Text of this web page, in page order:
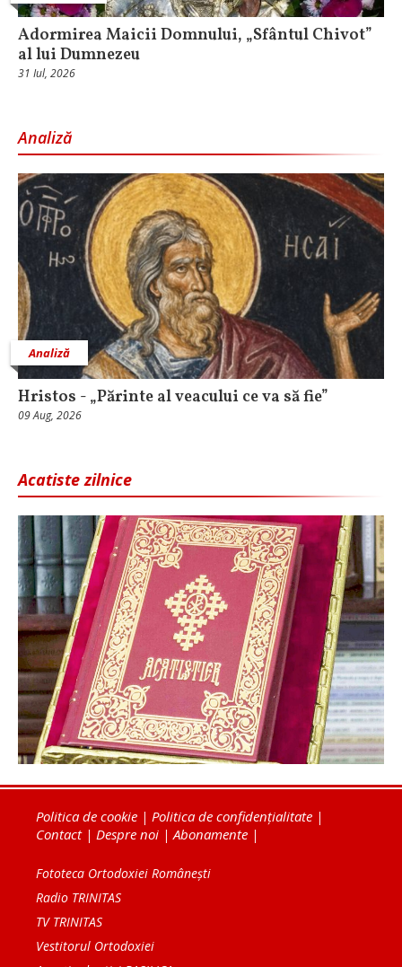
Adormirea Maicii Domnului, „Sfântul Chivot”
al lui Dumnezeu
31 Iul, 2026
Analiză
Analiză
Hristos - „Părinte al veacului ce va să fie”
09 Aug, 2026
Acatiste zilnice
Politica de cookie | Politica de confidențialitate |
Contact| Despre noi | Abonamente |
Fototeca Ortodoxiei Românești
Radio TRINITAS
TV TRINITAS
Vestitorul Ortodoxiei